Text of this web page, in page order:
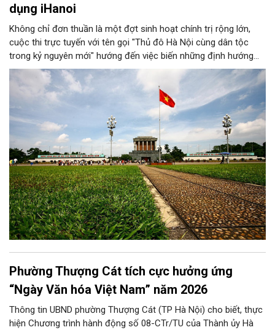
dụng iHanoi
Không chỉ đơn thuần là một đợt sinh hoạt chính trị rộng lớn,
cuộc thi trực tuyến với tên gọi "Thủ đô Hà Nội cùng dân tộc
trong kỷ nguyên mới" hướng đến việc biến những định hướng
chiến lược trong Nghị quyết số 02-NQ/TW của Bộ Chính trị
thành niềm tin, thành nhận thức chung của mỗi người dân.
Phường Thượng Cát tích cực hưởng ứng
“Ngày Văn hóa Việt Nam” năm 2026
Thông tin UBND phường Thượng Cát (TP Hà Nội) cho biết, thực
hiện Chương trình hành động số 08-CTr/TU của Thành ủy Hà